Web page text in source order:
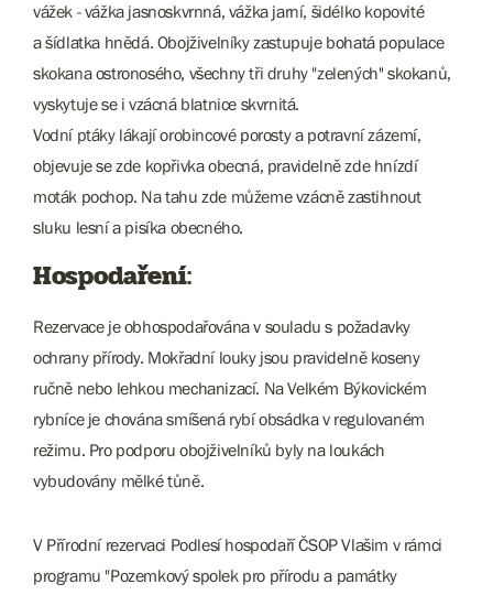
vážek - vážka jasnoskvrnná, vážka jarní, šidélko kopovité
a šídlatka hnědá. Obojživelníky zastupuje bohatá populace
skokana ostronosého, všechny tři druhy "zelených" skokanů,
vyskytuje se i vzácná blatnice skvrnitá.
Vodní ptáky lákají orobincové porosty a potravní zázemí,
objevuje se zde kopřivka obecná, pravidelně zde hnízdí
moták pochop. Na tahu zde můžeme vzácně zastihnout
sluku lesní a pisíka obecného.
Hospodaření:
Rezervace je obhospodařována v souladu s požadavky
ochrany přírody. Mokřadní louky jsou pravidelně koseny
ručně nebo lehkou mechanizací. Na Velkém Býkovickém
rybníce je chována smíšená rybí obsádka v regulovaném
režimu. Pro podporu obojživelníků byly na loukách
vybudovány mělké tůně.
V Přírodní rezervaci Podlesí hospodaří ČSOP Vlašim v rámci
programu "Pozemkový spolek pro přírodu a památky